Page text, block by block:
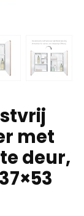
met
deur,